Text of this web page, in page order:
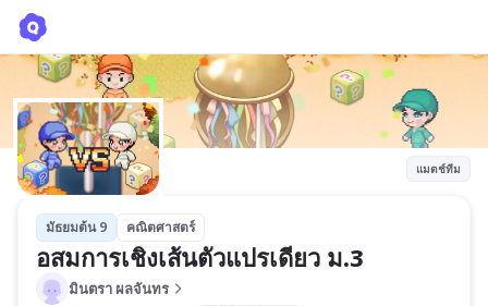
แมตช์ทีม
มัธยมต้น 9 คณิตศาสตร์
อสมการเชิงเส้นตัวแปรเดียว ม.3
มินตรา ผลจันทร